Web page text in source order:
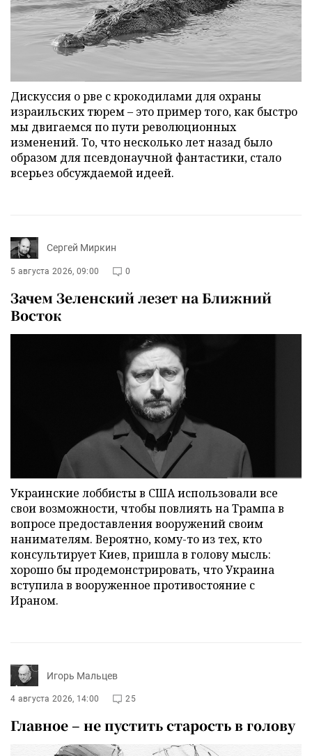
Дискуссия о рве с крокодилами для охраны
израильских тюрем – это пример того, как быстро
мы двигаемся по пути революционных
изменений. То, что несколько лет назад было
образом для псевдонаучной фантастики, стало
всерьез обсуждаемой идеей.
Сергей Миркин
5 августа 2026, 09:00 0
Зачем Зеленский лезет на Ближний
Восток
Украинские лоббисты в США использовали все
свои возможности, чтобы повлиять на Трампа в
вопросе предоставления вооружений своим
нанимателям. Вероятно, кому-то из тех, кто
консультирует Киев, пришла в голову мысль:
хорошо бы продемонстрировать, что Украина
вступила в вооруженное противостояние с
Ираном.
Игорь Мальцев
4 августа 2026, 14:00 25
Главное – не пустить старость в голову